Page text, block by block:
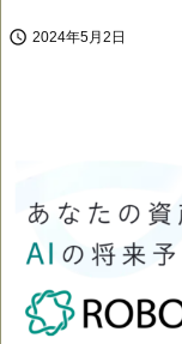
 2024年5月2日